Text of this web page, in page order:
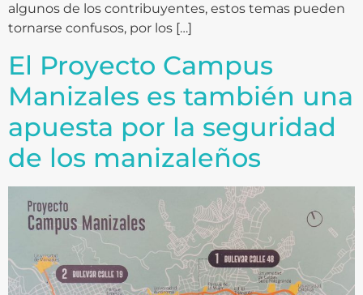
algunos de los contribuyentes, estos temas pueden
tornarse confusos, por los […]
El Proyecto Campus
Manizales es también una
apuesta por la seguridad
de los manizaleños